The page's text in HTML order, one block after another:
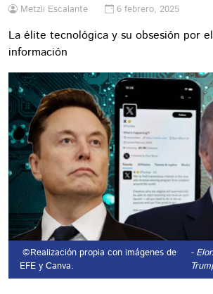
Metzli Escalante 6 febrero, 2025
La élite tecnológica y su obsesión por
información
©Realización propia con imágenes de
EFE y Canva.
-